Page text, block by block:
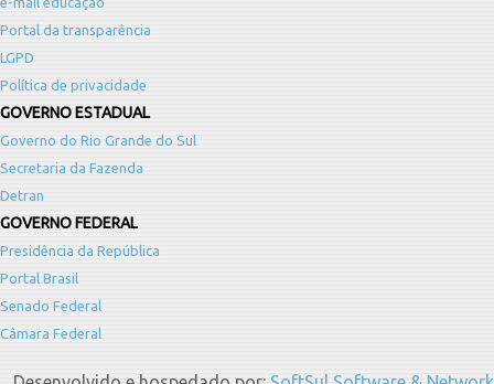
Portal da transparência
LGPD
Política de privacidade
GOVERNO ESTADUAL
Governo do Rio Grande do Sul
Secretaria da Fazenda
Detran
GOVERNO FEDERAL
Presidência da República
Portal Brasil
Senado Federal
Câmara Federal